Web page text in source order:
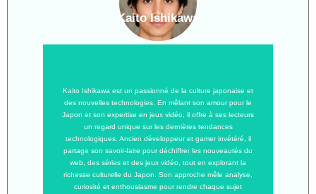
Kaito Ishikawa est un passionné de la culture japonaise et
des nouvelles technologies. En mêlant son amour pour le
Japon et son expertise en jeux vidéo, il offre à ses lecteurs
un regard unique sur les dernières tendances
technologiques. Ancien développeur et gamer invétéré, il
partage son savoir-faire pour déchiffrer les nouveautés du
web, des séries et des jeux vidéo, tout en explorant la
richesse culturelle du Japon. Son approche mêle analyse,
curiosité et enthousiasme pour rendre chaque sujet
Kaito Ishikawa